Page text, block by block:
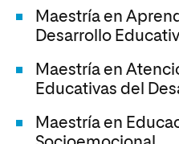
Maestría en
Desarrollo
Maestría en
Educativas del
Maestría en